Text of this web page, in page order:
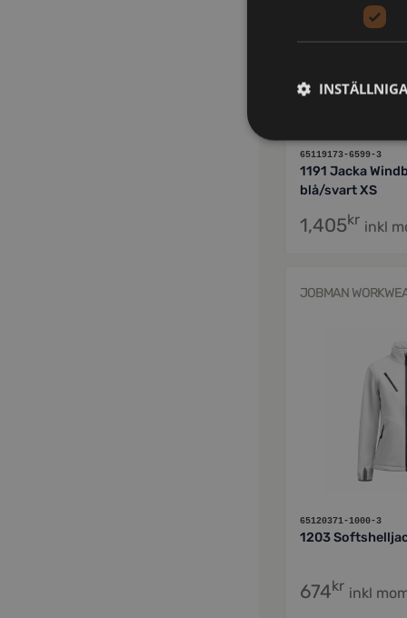
65119173-6599-3
1191 Jacka
blå/svart XS
1,405kr inkl
JOBMAN
65120371-1000-3
1203
674kr inkl